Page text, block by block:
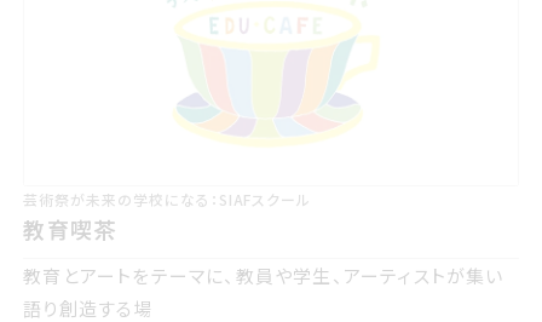
サイアフラウ
ンジ
SIAFラウンジ
みんなでウパㇱテ冬の札幌アート巡り
みんなでウパㇱテ!!冬の札幌アート巡り
新しいげいじゅつさいのつくりかたサイア
フよもやま話
新しい芸術祭のつくり方・SIAFよもやま話
ポッドキャスト
ポッドキャスト
芸術祭が未来の学校になる：SIAFスクール
教育喫茶
教育とアートをテーマに、教員や学生、アーティストが集い
語り創造する場